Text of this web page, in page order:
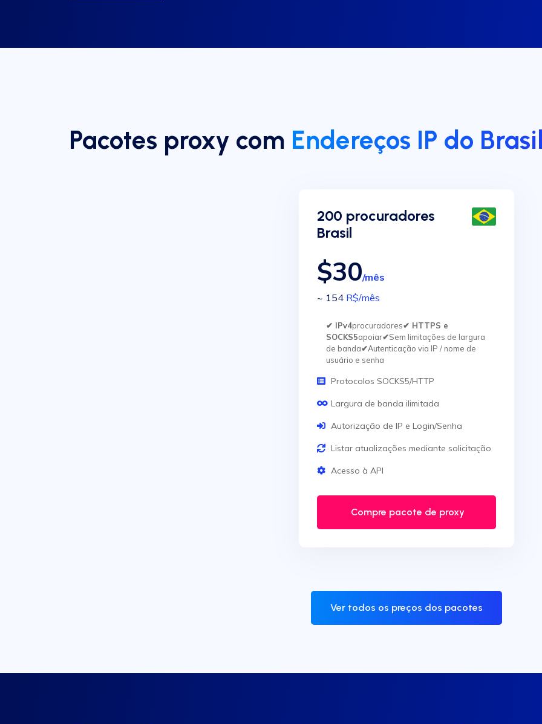
Pacotes proxy com Endereços IP do
200 procuradores
Brasil
$30/mês
~ 154 R$/mês
✔ IPv4procuradores✔ HTTPS e
SOCKS5apoiar✔Sem limitações de largura
de banda✔Autenticação via IP / nome de
usuário e senha
Protocolos SOCKS5/HTTP
Largura de banda ilimitada
Autorização de IP e Login/Senha
Listar atualizações mediante solicitação
Acesso à API
Compre pacote de proxy
Ver todos os preços dos pacotes